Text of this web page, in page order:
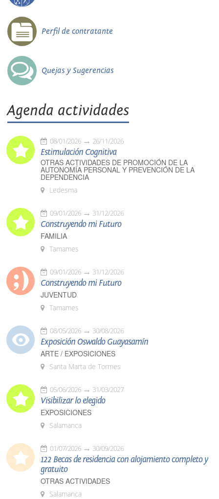
Perfil de contratante
Quejas y Sugerencias
Agenda actividades
08/01/2026 26/11/2026
Estimulación Cognitiva
OTRAS ACTIVIDADES DE PROMOCIÓN DE LA
AUTONOMÍA PERSONAL Y PREVENCIÓN DE LA
DEPENDENCIA
Ledesma
09/01/2026 31/12/2026
Construyendo mi Futuro
FAMILIA
Tamames
09/01/2026 31/12/2026
Construyendo mi Futuro
JUVENTUD
Tamames
08/05/2026 30/08/2026
Exposición Oswaldo Guayasamín
ARTE / EXPOSICIONES
Santa Marta de Tormes
05/06/2026 31/03/2027
Visibilizar lo elegido
EXPOSICIONES
Salamanca
01/07/2026 30/09/2026
122 Becas de residencia con alojamiento completo y
gratuito
OTRAS ACTIVIDADES
Salamanca